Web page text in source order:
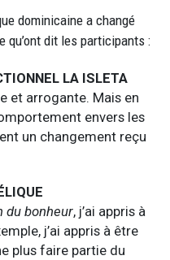
dominicaine a changé
dit les participants :
LA ISLETA
et arrogante. Mais en
envers les
un changement reçu
du bonheur, j’ai appris à
j’ai appris à être
plus faire partie du